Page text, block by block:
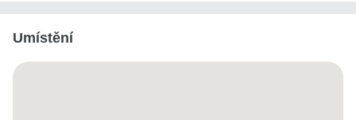
Umístění